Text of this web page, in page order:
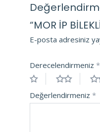
“MOR İP
E-posta adresiniz
Derecelendirmeniz *
Değerlendirmeniz *